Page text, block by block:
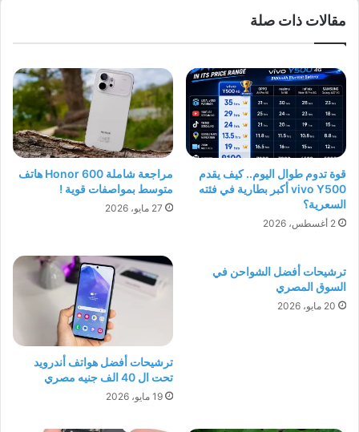
مقالات ذات صلة
قوة تدوم طوال اليوم.. كيف يقدم
vivo Y500 أكبر بطارية في فئته
السعرية؟
2 أغسطس، 2026
مراجعة شاملة Honor 600 هاتف
متوسط بمواصفات قوية !
27 مايو، 2026
ترشيحات أفضل الشواحن في
السوق المصري
20 مايو، 2026
ترشيحات أفضل هواتف أندرويد
تحت ال 40 الف جنيه مصري
19 مايو، 2026